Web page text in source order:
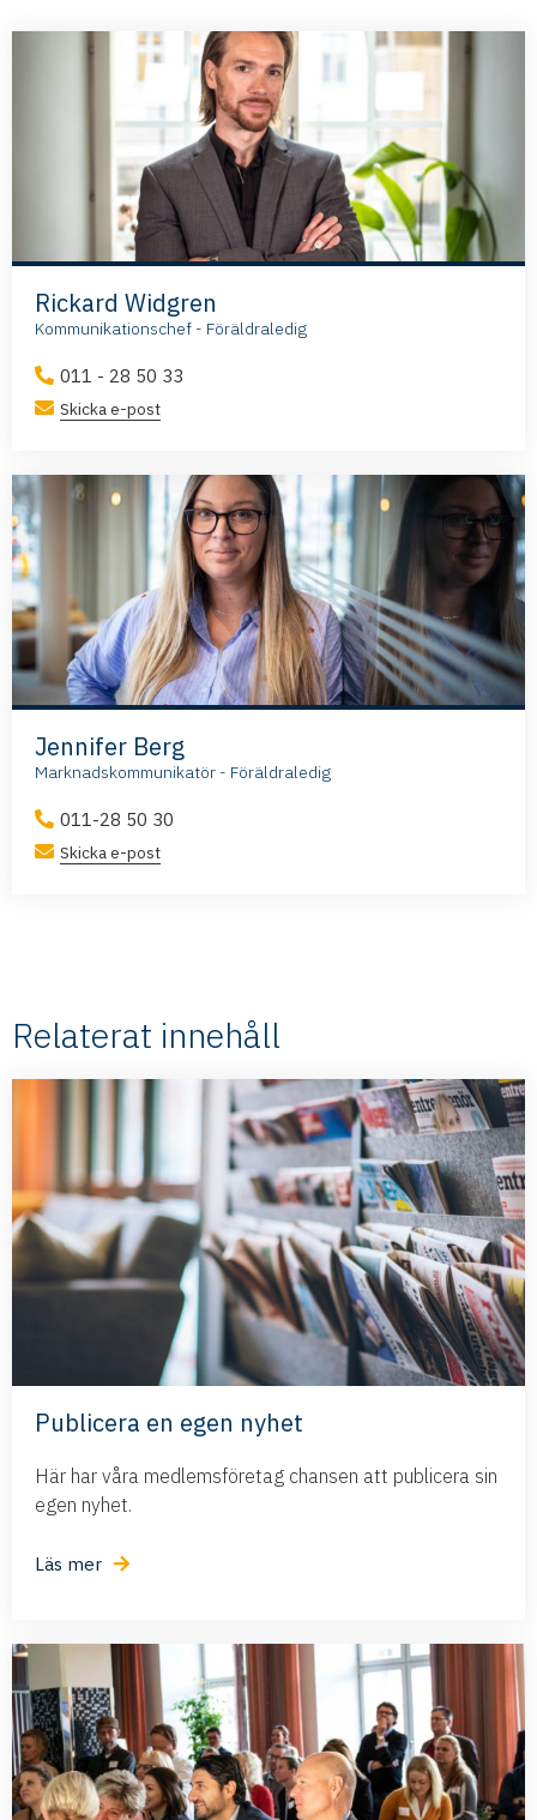
Rickard Widgren
Kommunikationschef - Föräldraledig
011 - 28 50 33
Skicka e-post
Jennifer Berg
Marknadskommunikatör - Föräldraledig
011-28 50 30
Skicka e-post
Relaterat innehåll
Publicera en egen nyhet
Här har våra medlemsföretag chansen att publicera sin
egen nyhet.
Läs mer